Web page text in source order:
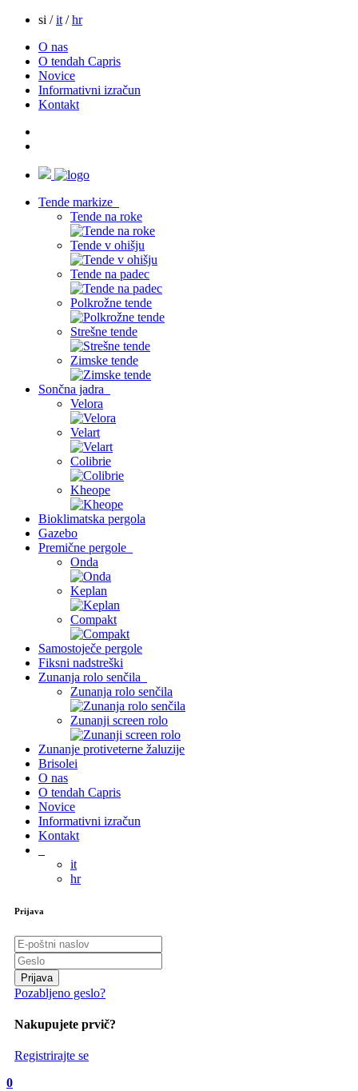
si /it /hr
O nas
O tendah Capris
Novice
Informativni izračun
Kontakt
Tende markize
Tende na roke
Tende v ohišju
Tende na padec
Polkrožne tende
Strešne tende
Zimske tende
Sončna jadra
Velora
Velart
Colibrie
Kheope
Bioklimatska pergola
Gazebo
Premične pergole
Onda
Keplan
Compakt
Samostoječe pergole
Fiksni nadstreški
Zunanja rolo senčila
Zunanja rolo senčila
Zunanji screen rolo
Zunanje protiveterne žaluzije
Brisolei
O nas
O tendah Capris
Novice
Informativni izračun
Kontakt
it
hr
Prijava
Prijava
Pozabljeno geslo?
Nakupujete prvič?
Registrirajte se
0